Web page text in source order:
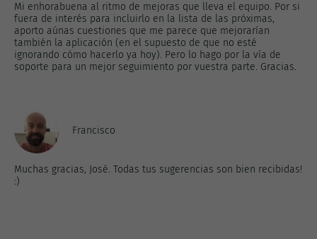
Mi enhorabuena al ritmo de mejoras que lleva el equipo. Por si
fuera de interés para incluirlo en la lista de las próximas,
aporto aúnas cuestiones que me parece que mejorarían
también la aplicación (en el supuesto de que no esté
ignorando cómo hacerlo ya hoy). Pero lo hago por la vía de
soporte para un mejor seguimiento por vuestra parte. Gracias.
Francisco
Muchas gracias, José. Todas tus sugerencias son bien recibidas!
:)